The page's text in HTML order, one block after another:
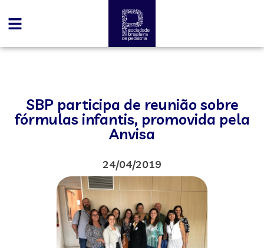
SBP participa de reunião sobre
fórmulas infantis, promovida pela
Anvisa
24/04/2019